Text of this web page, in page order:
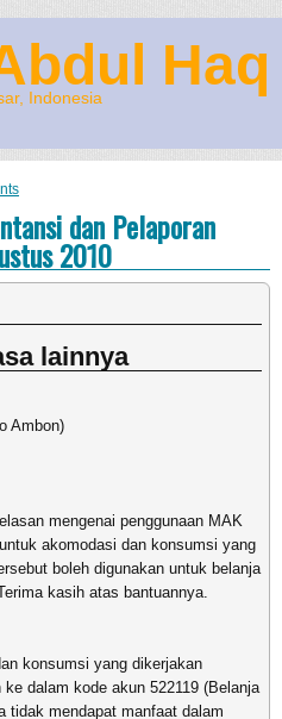
Haq
Indonesia
dan Pelaporan
2010
lainnya
Ambon)
mengenai penggunaan MAK
akomodasi dan konsumsi yang
boleh digunakan untuk belanja
kasih atas bantuannya.
konsumsi yang dikerjakan
dalam kode akun 522119 (Belanja
tidak mendapat manfaat dalam